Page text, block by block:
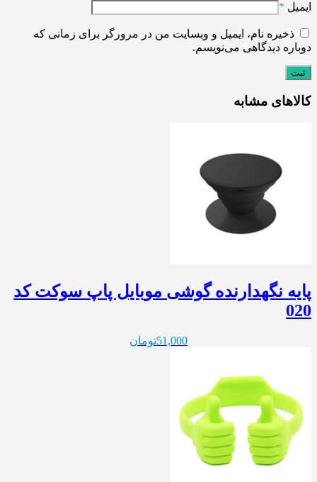
ایمیل *
ذخیره نام، ایمیل و وبسایت من در مرورگر برای زمانی که
دوباره دیدگاهی می‌نویسم.
کالاهای مشابه
پایه نگهدارنده گوشی موبایل پاپ سوکت کد
020
51,000تومان